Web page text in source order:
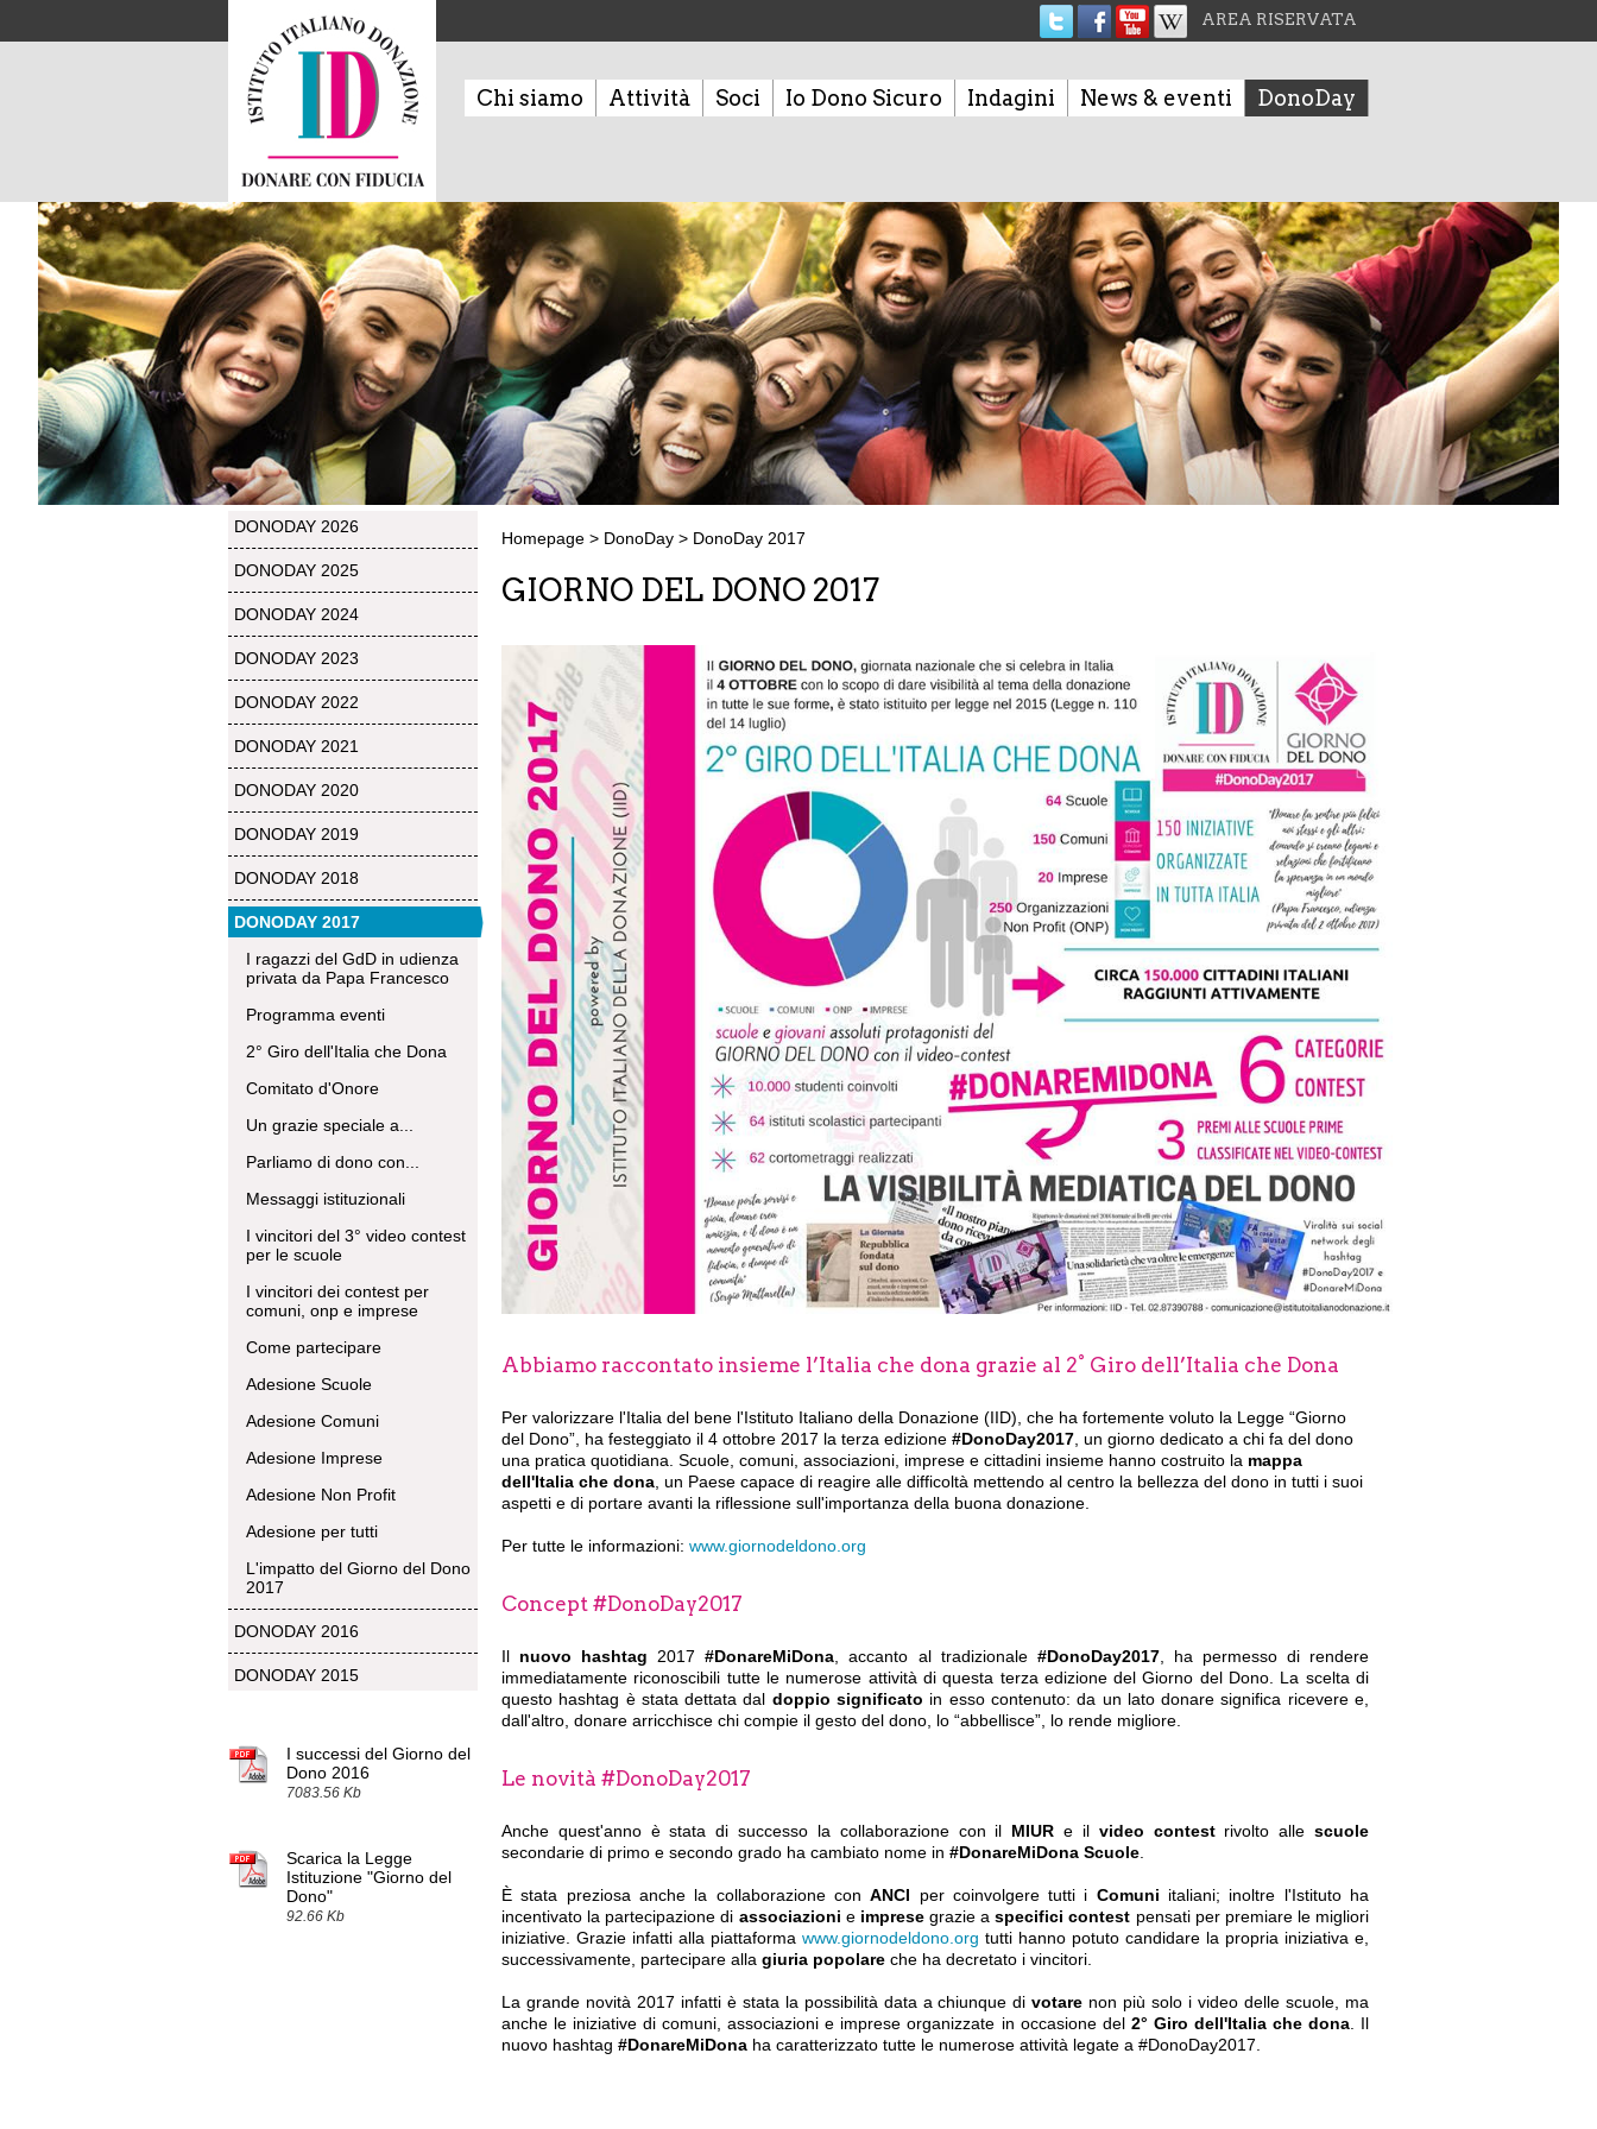
AREA RISERVATA
Chi siamo Attività Soci Io Dono Sicuro Indagini News & eventi DonoDay
DONODAY 2026
DONODAY 2025
DONODAY 2024
DONODAY 2023
DONODAY 2022
DONODAY 2021
DONODAY 2020
DONODAY 2019
DONODAY 2018
DONODAY 2017
I ragazzi del GdD in udienza
privata da Papa Francesco
Programma eventi
2° Giro dell'Italia che Dona
Comitato d'Onore
Un grazie speciale a...
Parliamo di dono con...
Messaggi istituzionali
I vincitori del 3° video contest
per le scuole
I vincitori dei contest per
comuni, onp e imprese
Come partecipare
Adesione Scuole
Adesione Comuni
Adesione Imprese
Adesione Non Profit
Adesione per tutti
L'impatto del Giorno del Dono
2017
DONODAY 2016
DONODAY 2015
I successi del Giorno del
Dono 2016
7083.56 Kb
Scarica la Legge
Istituzione "Giorno del
Dono"
92.66 Kb
Homepage > DonoDay > DonoDay 2017
GIORNO DEL DONO 2017
Abbiamo raccontato insieme l’Italia che dona grazie al 2° Giro dell’Italia che Dona
Per valorizzare l'Italia del bene l'Istituto Italiano della Donazione (IID), che ha fortemente voluto la Legge “Giorno
del Dono”, ha festeggiato il 4 ottobre 2017 la terza edizione #DonoDay2017 , un giorno dedicato a chi fa del dono
una pratica quotidiana. Scuole, comuni, associazioni, imprese e cittadini insieme hanno costruito la mappa
dell'Italia che dona , un Paese capace di reagire alle difficoltà mettendo al centro la bellezza del dono in tutti i suoi
aspetti e di portare avanti la riflessione sull'importanza della buona donazione.
Per tutte le informazioni: www.giornodeldono.org
Concept #DonoDay2017
Il nuovo hashtag 2017#DonareMiDona , accanto al tradizionale #DonoDay2017, ha permesso di rendere
immediatamente riconoscibili tutte le numerose attività di questa terza edizione del Giorno del Dono. La scelta di
questo hashtag è stata dettata dal doppio significato in esso contenuto: da un lato donare significa ricevere e,
dall'altro, donare arricchisce chi compie il gesto del dono, lo “abbellisce”, lo rende migliore.
Le novità #DonoDay2017
Anche quest'anno è stata di successo la collaborazione con il MIUR e il video contestrivolto allescuole
secondarie di primo e secondo grado ha cambiato nome in #DonareMiDona Scuole
È stata preziosa anche la collaborazione conANCI per coinvolgere tutti i Comuni italiani; inoltre l'Istituto ha
incentivato la partecipazione di associazioni e impresegrazie aspecifici contest pensati per premiare le migliori
iniziative. Grazie infatti alla piattaforma www.giornodeldono.org tutti hanno potuto candidare la propria iniziativa e,
successivamente, partecipare alla giuria popolare che ha decretato i vincitori.
La grande novità 2017 infatti è stata la possibilità data a chiunque divotare non più solo i video delle scuole, ma
anche le iniziative di comuni, associazioni e imprese organizzate in occasione del 2° Giro dell'Italia che dona. Il
nuovo hashtag #DonareMiDona ha caratterizzato tutte le numerose attività legate a #DonoDay2017.